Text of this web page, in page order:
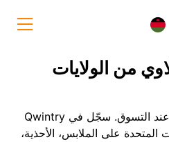
من الولايات
ابدأ بتوفير ما يصل إلى 60% عند التسوق. سجّل في Qwintry
على الملابس، الأحذية،